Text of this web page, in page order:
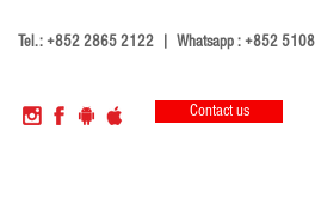
Tel.: +852 2865 2122 | Whatsapp : +852
Contact us